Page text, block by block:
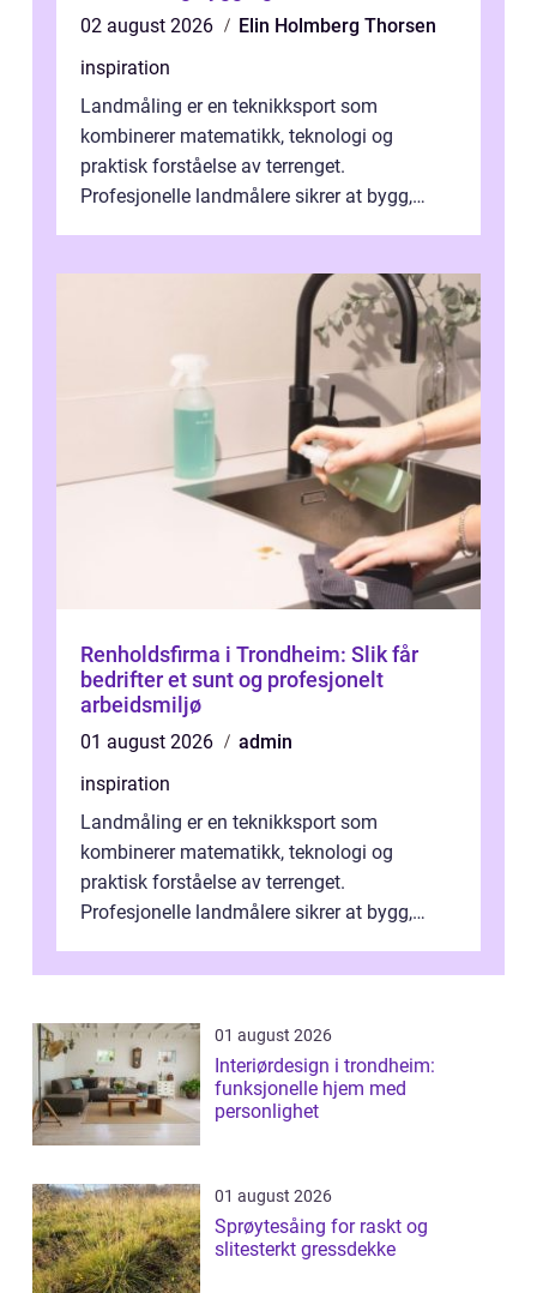
02 august 2026
Elin Holmberg Thorsen
inspiration
Landmåling er en teknikksport som
kombinerer matematikk, teknologi og
praktisk forståelse av terrenget.
Profesjonelle landmålere sikrer at bygg,
Renholdsfirma i Trondheim: Slik får
bedrifter et sunt og profesjonelt
arbeidsmiljø
01 august 2026
admin
inspiration
Landmåling er en teknikksport som
kombinerer matematikk, teknologi og
praktisk forståelse av terrenget.
Profesjonelle landmålere sikrer at bygg,
01 august 2026
Interiørdesign i trondheim:
funksjonelle hjem med
personlighet
01 august 2026
Sprøytesåing for raskt og
slitesterkt gressdekke